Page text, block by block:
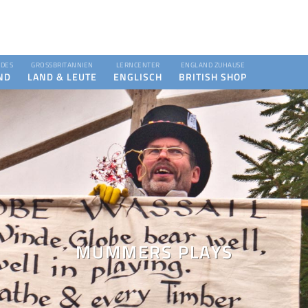
GROSSBRITANNIEN
LAND & LEUTE
LERNCENTER
ENGLISCH
ENGLAND ZUHAUSE
BRITISH SHOP
MUMMERS PLAYS